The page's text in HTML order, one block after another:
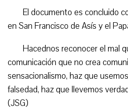
El documento es concluido
en San Francisco de Asís y el
Hacednos reconocer el mal
comunicación que no crea
sensacionalismo, haz que
falsedad, haz que llevemos
(JSG)